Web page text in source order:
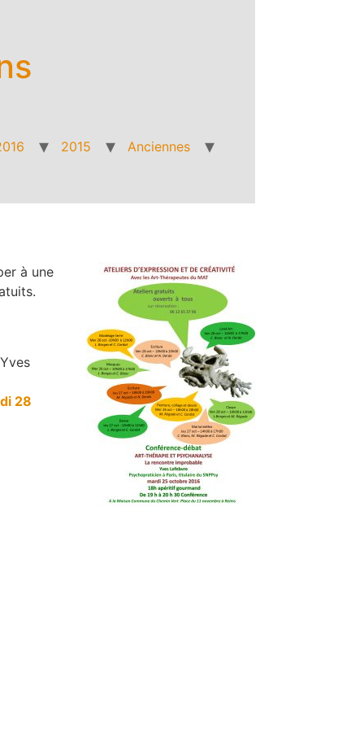
2015 Anciennes
à une
28